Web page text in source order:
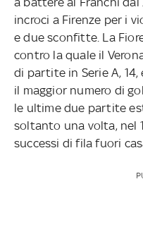
incroci a Firenze per i
e due sconfitte. La
contro la quale il
di partite in Serie A,
il maggior numero di
le ultime due partite
soltanto una volta, nel
successi di fila fuori